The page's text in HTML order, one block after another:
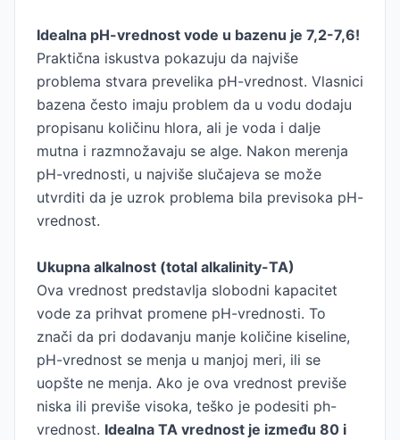
Idealna pH-vrednost vode u bazenu je 7,2-7,6!
Praktična iskustva pokazuju da najviše
problema stvara prevelika pH-vrednost. Vlasnici
bazena često imaju problem da u vodu dodaju
propisanu količinu hlora, ali je voda i dalje
mutna i razmnožavaju se alge. Nakon merenja
pH-vrednosti, u najviše slučajeva se može
utvrditi da je uzrok problema bila previsoka pH-
vrednost.
Ukupna alkalnost (total alkalinity-TA)
Ova vrednost predstavlja slobodni kapacitet
vode za prihvat promene pH-vrednosti. To
znači da pri dodavanju manje količine kiseline,
pH-vrednost se menja u manjoj meri, ili se
uopšte ne menja. Ako je ova vrednost previše
niska ili previše visoka, teško je podesiti ph-
vrednost. Idealna TA vrednost je između 80 i